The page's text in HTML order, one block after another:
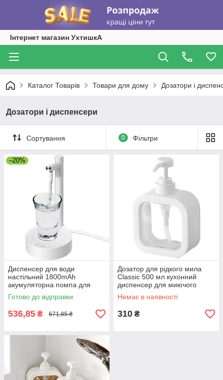
Інтернет магазин УхтишкА
Каталог Товарів Товари для дому Дозатори і
Дозатори і диспенсери
Сортування 0 Фільтри
–20%
Диспенсер для води
настільний 1800mAh
акумуляторна помпа для
води з підставкою під склянку
сенсорна Білий
Готово до відправки
536,85 ₴ 671,85 ₴
Дозатор для рідкого мила
Classic 500 мл кухонний
диспенсер для миючого
засобу диспенсер для мила
Білий
Немає в наявності
310 ₴